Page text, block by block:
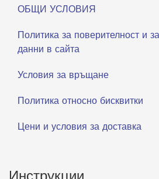
ОБЩИ УСЛОВИЯ
Политика за поверителност и
данни в сайта
Условия за връщане
Политика относно бисквитки
Цени и условия за доставка